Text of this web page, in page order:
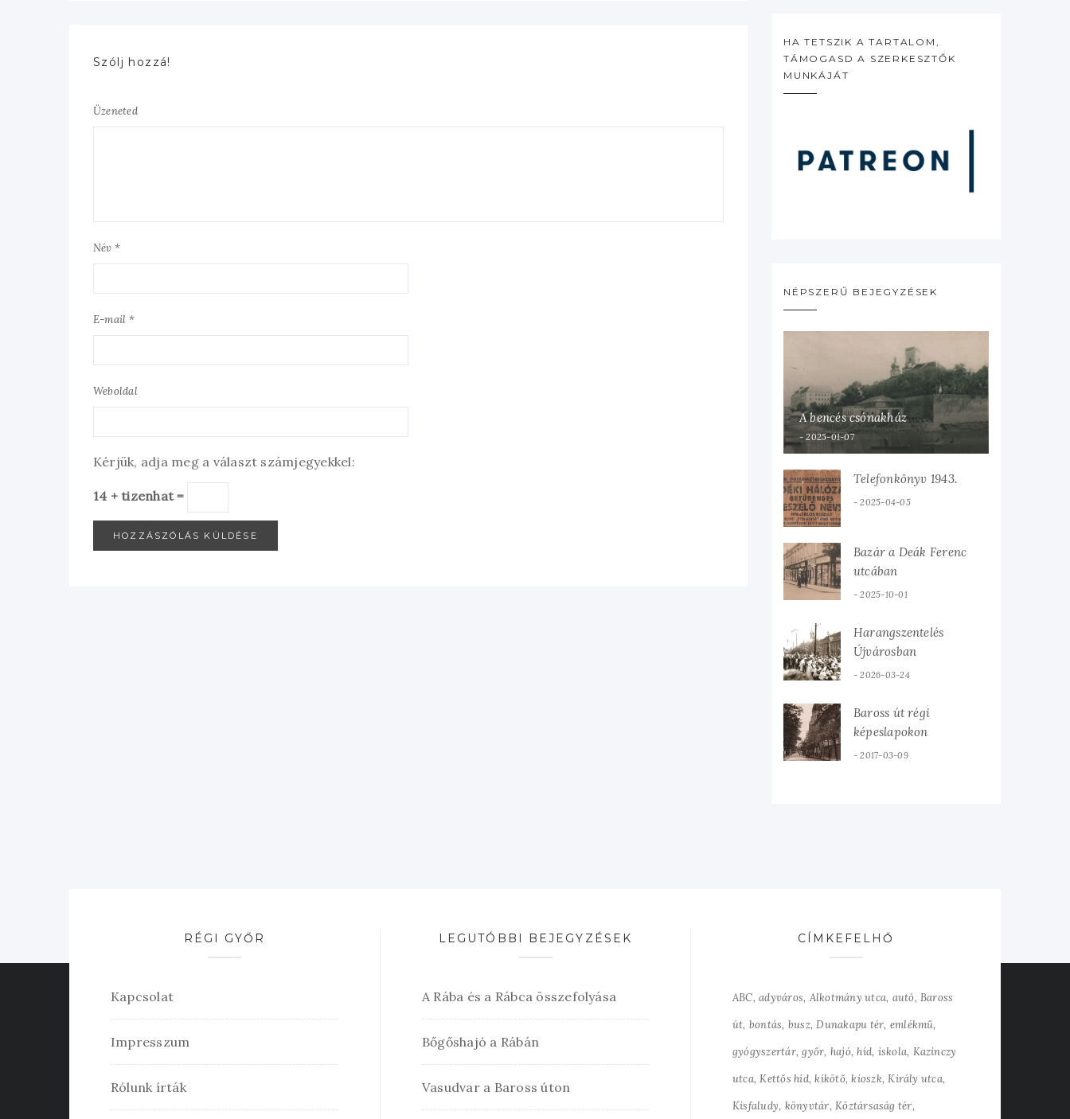
Szólj hozzá!
Üzeneted
Név *
E-mail *
Weboldal
Kérjük, adja meg a választ számjegyekkel:
14 + tizenhat =
HA TETSZIK A TARTALOM,
TÁMOGASD A SZERKESZTŐK
MUNKÁJÁT
NÉPSZERŰ BEJEGYZÉSEK
A bencés csónakház
2025-01-07
Telefonkönyv 1943.
2025-04-05
Bazár a Deák Ferenc
utcában
2025-10-01
Harangszentelés
Újvárosban
2026-03-24
Baross út régi
képeslapokon
2017-03-09
RÉGI GYŐR
Kapcsolat
Impresszum
Rólunk írták
LEGUTÓBBI BEJEGYZÉSEK
A Rába és a Rábca összefolyása
Bőgőshajó a Rábán
Vasudvar a Baross úton
CÍMKEFELHŐ
ABC adyváros Alkotmány utca autó Baross
út bontás busz Dunakapu tér emlékmű
gyógyszertár győr hajó híd iskola Kazinczy
utca Kettős híd kikötő kioszk Király utca
Kisfaludy könyvtár Köztársaság tér